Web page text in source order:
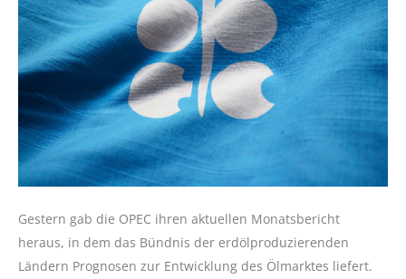
Gestern gab die OPEC ihren aktuellen Monatsbericht
heraus, in dem das Bündnis der erdölproduzierenden
Ländern Prognosen zur Entwicklung des Ölmarktes liefert.